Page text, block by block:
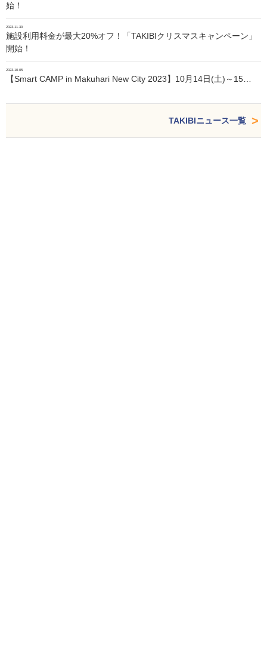
始！
2023.11.30
施設利用料金が最大20%オフ！「TAKIBIクリスマスキャンペーン」
開始！
2023.10.05
【Smart CAMP in Makuhari New City 2023】10月14日(土)～15…
TAKIBIニュース一覧